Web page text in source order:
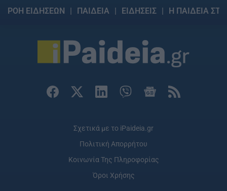
ΡΟΗ ΕΙΔΗΣΕΩΝ ΠΑΙΔΕΙΑ ΕΙΔΗΣΕΙΣ Η ΠΑΙΔΕΙΑ
Σχετικά με το iPaideia.gr
Πολιτική Απορρήτου
Κοινωνία Της Πληροφορίας
Όροι Χρήσης